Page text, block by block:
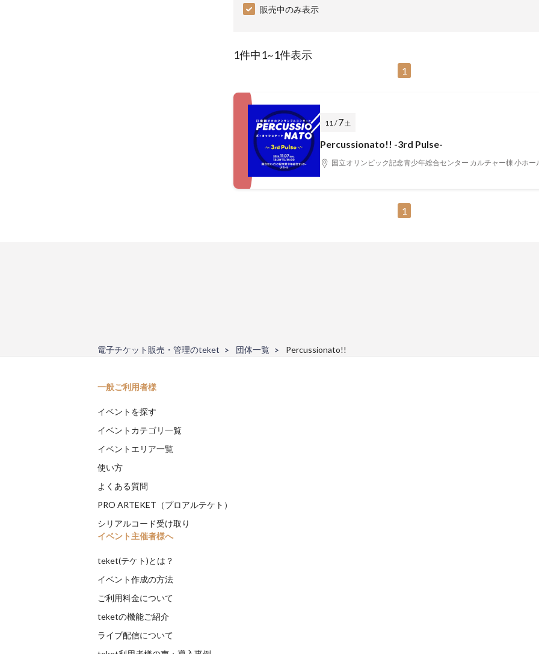
販売中のみ表示
1件中1~1件表示
1
11 /7 土
Percussionato!! -3rd Pulse-
国立オリンピック記念青少年総合センター カルチャー棟 小ホー
1
電子チケット販売・管理のteket 団体一覧 Percussionato!!
一般ご利用者様
イベントを探す
イベントカテゴリ一覧
イベントエリア一覧
使い方
よくある質問
PRO ARTEKET（プロアルテケト）
シリアルコード受け取り
イベント主催者様へ
teket(テケト)とは？
イベント作成の方法
ご利用料金について
teketの機能ご紹介
ライブ配信について